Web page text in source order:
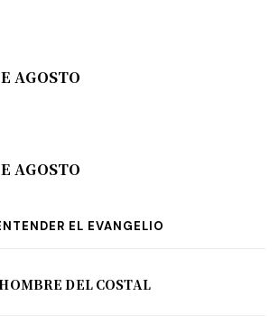
AGOSTO
AGOSTO
EL EVANGELIO
DEL COSTAL